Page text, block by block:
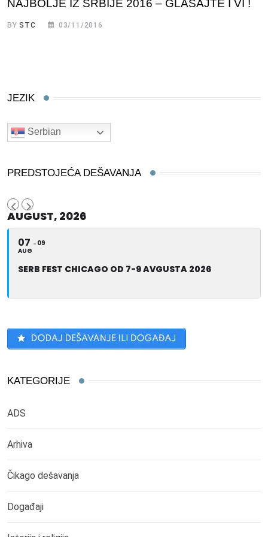
NAJBOLJE IZ SRBIJE 2016 – GLASAJTE I VI !
BYSTC 03/11/2016
JEZIK
Serbian
PREDSTOJEĆA DEŠAVANJA
AUGUST, 2026
07
AUG
09
SERB FEST CHICAGO OD 7-9 AVGUSTA 2026
KATEGORIJE
ADS
Arhiva
Čikago dešavanja
Događaji